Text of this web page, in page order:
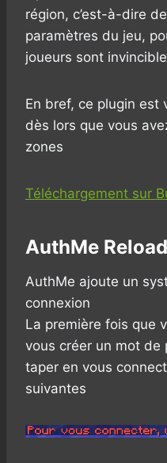
région, c’est-à-dire
paramètres du jeu,
joueurs sont
En bref, ce plugin est
dès lors que vous
zones
Téléchargement sur
AuthMe
AuthMe ajoute un
connexion
La première fois que
vous créer un mot de
taper en vous
suivantes